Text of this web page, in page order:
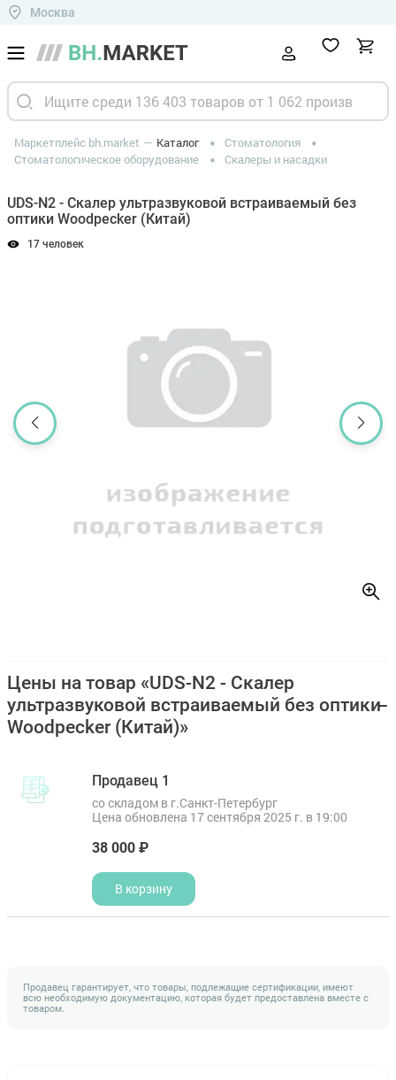
Москва
Маркетплейс bh.market Каталог
Стоматология
Стоматологическое оборудование
Скалеры и насадки
UDS-N2 - Скалер ультразвуковой встраиваемый без
оптики Woodpecker (Китай)
17 человек
Цены на товар «UDS-N2 - Скалер
ультразвуковой встраиваемый без оптики
Woodpecker (Китай)»
Продавец 1
со складом в г.Санкт-Петербург
Цена обновлена 17 сентября 2025 г. в 19:00
38 000 ₽
В корзину
Продавец гарантирует, что товары, подлежащие сертификации, имеют
всю необходимую документацию, которая будет предоставлена вместе с
товаром.